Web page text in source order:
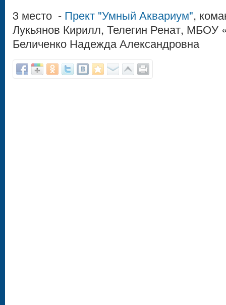
3 место - Прект "Умный Аквариум",
Лукьянов Кирилл, Телегин Ренат, МБОУ
Беличенко Надежда Александровна